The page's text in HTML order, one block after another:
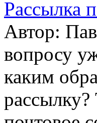
Рассылка
Автор:
вопросу
каким
рассылку?